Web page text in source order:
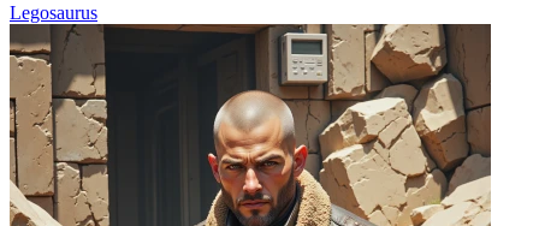
Legosaurus